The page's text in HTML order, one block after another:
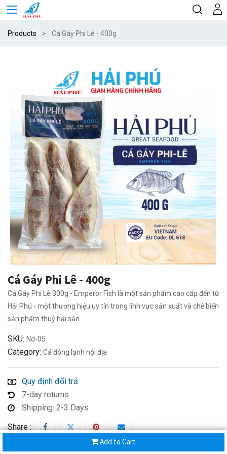
Products Cá Gáy Phi Lê - 400g
Add to Cart
Cá Gáy Phi Lê - 400g
Cá Gáy Phi Lê 300g - Emperor Fish là một sản phẩm cao cấp đến từ
Hải Phú - một thương hiệu uy tín trong lĩnh vực sản xuất và chế biến
sản phẩm thuỷ hải sản.
SKU: Nd-05
Category: Cá đông lạnh nội địa
Quy định đổi trả
7-day returns
Shipping: 2-3 Days
Share :
Description